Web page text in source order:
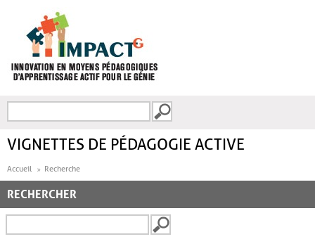
FORMULAIRE DE
VIGNETTES DE PÉDAGOGIE ACTIVE
Accueil Recherche
RECHERCHER